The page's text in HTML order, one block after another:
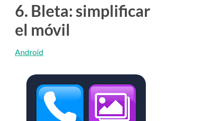
6. Bleta: simplificar
el móvil
Android